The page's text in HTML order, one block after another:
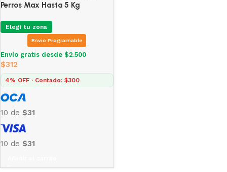
Perros Max Hasta 5 Kg
Elegí tu zona
Envio Programable
Envío gratis desde $2.500
$312
4% OFF · Contado: $300
10 de $31
10 de $31